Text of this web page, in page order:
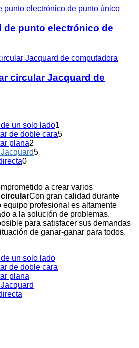
de punto electrónico de
circular Jacquard de
un solo lado1
de doble cara5
plana2
5
0
a crear varios
circularCon gran calidad durante
equipo profesional es altamente
a la solución de problemas.
para satisfacer sus demandas
de ganar-ganar para todos.
un solo lado
de doble cara
plana